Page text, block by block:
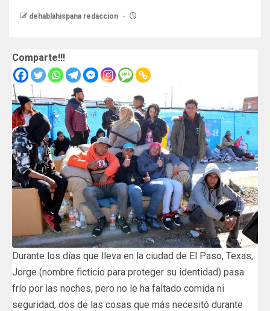
dehablahispana redaccion
Comparte!!!
Durante los días que lleva en la ciudad de El Paso, Texas,
Jorge (nombre ficticio para proteger su identidad) pasa
frío por las noches, pero no le ha faltado comida ni
seguridad, dos de las cosas que más necesitó durante